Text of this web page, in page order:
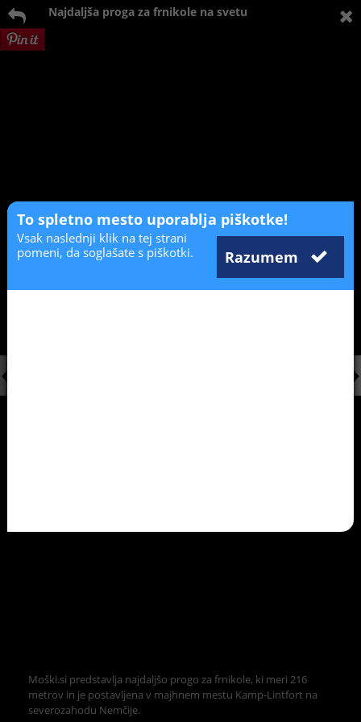
Najdaljša proga za frnikole na svetu
Moški.si predstavlja najdaljšo progo za frnikole, ki meri 216
metrov in je postavljena v majhnem mestu Kamp-Lintfort na
severozahodu Nemčije.
To spletno mesto uporablja piškotke!
Razumem
Vsak naslednji klik na tej strani
pomeni, da soglašate s piškotki.